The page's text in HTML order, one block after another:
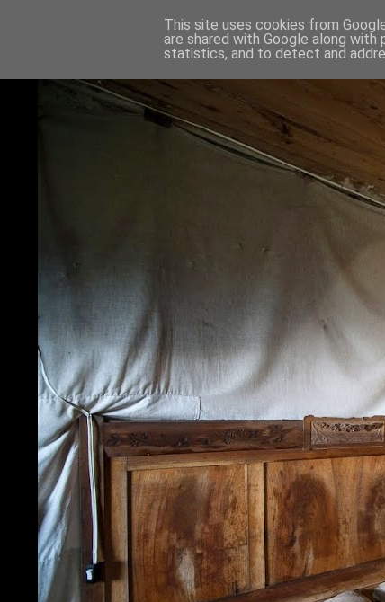
This site uses cookies from
are shared with Google along
statistics, and to detect and